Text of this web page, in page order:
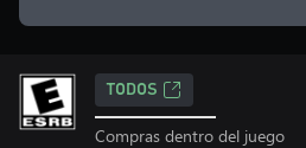
TODOS
Compras dentro del juego